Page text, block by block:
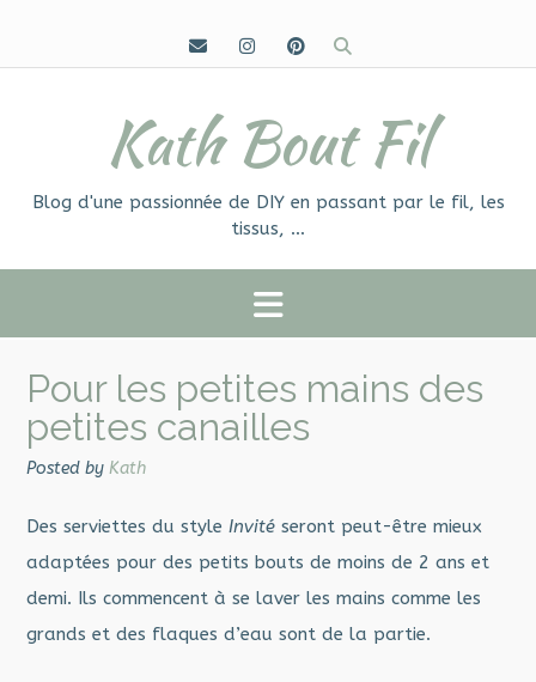
content
Kath Bout Fil
Blog d'une passionnée de DIY en passant par le fil, les
tissus, …
Pour les petites mains des
petites canailles
Posted by Kath
Des serviettes du style Invité seront peut-être mieux
adaptées pour des petits bouts de moins de 2 ans et
demi. Ils commencent à se laver les mains comme les
grands et des flaques d’eau sont de la partie.